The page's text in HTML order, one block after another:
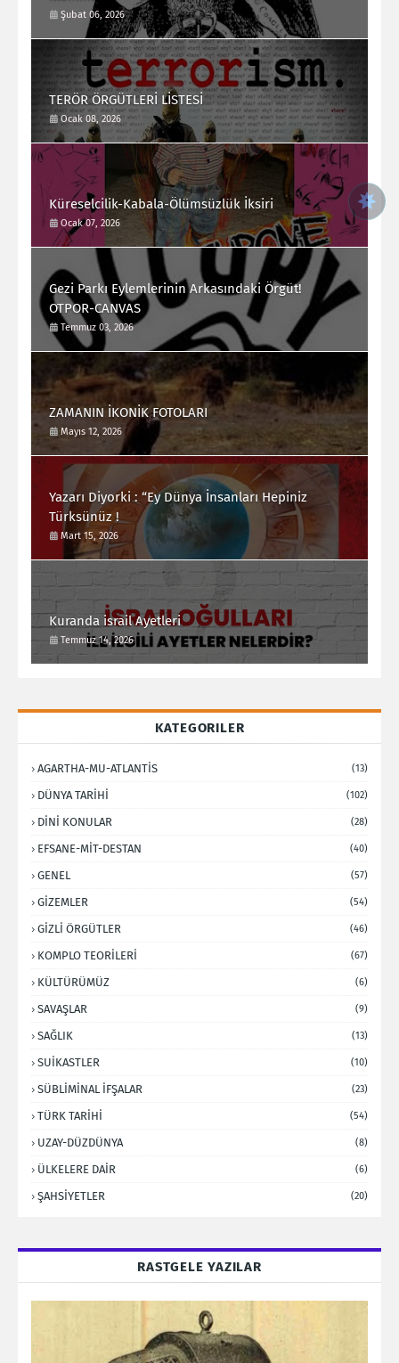
Şubat 06, 2026
TERÖR ÖRGÜTLERİ LİSTESİ
Ocak 08, 2026
Küreselcilik-Kabala-Ölümsüzlük İksiri
Ocak 07, 2026
Gezi Parkı Eylemlerinin Arkasındaki Örgüt!
OTPOR-CANVAS
Temmuz 03, 2026
ZAMANIN İKONİK FOTOLARI
Mayıs 12, 2026
Yazarı Diyorki : “Ey Dünya İnsanları Hepiniz
Türksünüz !
Mart 15, 2026
Kuranda israil Ayetleri
Temmuz 14, 2026
KATEGORILER
AGARTHA-MU-ATLANTİS (13)
DÜNYA TARİHİ (102)
DİNİ KONULAR (28)
EFSANE-MİT-DESTAN (40)
GENEL (57)
GİZEMLER (54)
GİZLİ ÖRGÜTLER (46)
KOMPLO TEORİLERİ (67)
KÜLTÜRÜMÜZ (6)
SAVAŞLAR (9)
SAĞLIK (13)
SUİKASTLER (10)
SÜBLİMİNAL İFŞALAR (23)
TÜRK TARİHİ (54)
UZAY-DÜZDÜNYA (8)
ÜLKELERE DAİR (6)
ŞAHSİYETLER (20)
RASTGELE YAZILAR